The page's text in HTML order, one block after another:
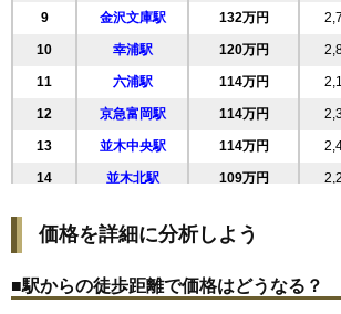
マンションナビで
無料一括査定をする
神奈川県横浜市金沢区六浦3丁目
交通 六浦駅（18分）、金沢八景駅（
相場
(17.7万円/㎡~20.6万円/㎡)
マンションナビで
無料一括査定をする
9 金沢文庫駅 132万円
10 幸浦駅 120万円
11 六浦駅 114万円
12 京急富岡駅 114万円
13 並木中央駅 114万円
14 並木北駅 109万円
価格を詳細に分析しよう
■駅からの徒歩距離で価格はどうなる？